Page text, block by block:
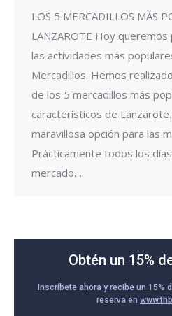
LOS 5 MERCADILLOS MÁS
LANZAROTE Hoy
las actividades más
Mercadillos. Hemos
de los 5 mercadillos más
característicos de
maravillosa opción para las
Prácticamente todos los
mercado…
Obtén un 15%
Inscríbete ahora y recibe un 15%
reserva en